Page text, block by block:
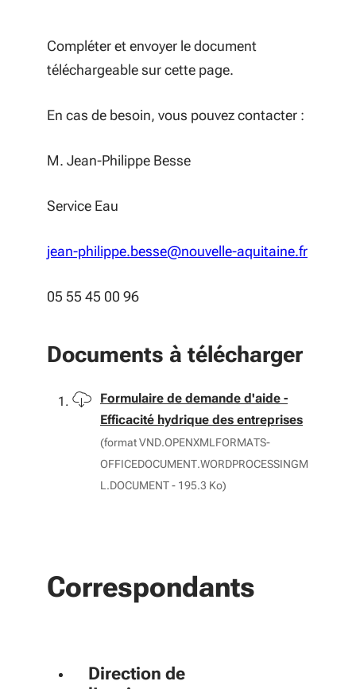
Compléter et envoyer le document
téléchargeable sur cette page.
En cas de besoin, vous pouvez contacter :
M. Jean-Philippe Besse
Service Eau
jean-philippe.besse@nouvelle-aquitaine.fr
05 55 45 00 96
Documents à télécharger
Télécharger
Formulaire de demande d'aide -
Efficacité hydrique des entreprises
(format VND.OPENXMLFORMATS-
OFFICEDOCUMENT.WORDPROCESSINGM
L.DOCUMENT - 195.3 Ko)
Correspondants
Direction de